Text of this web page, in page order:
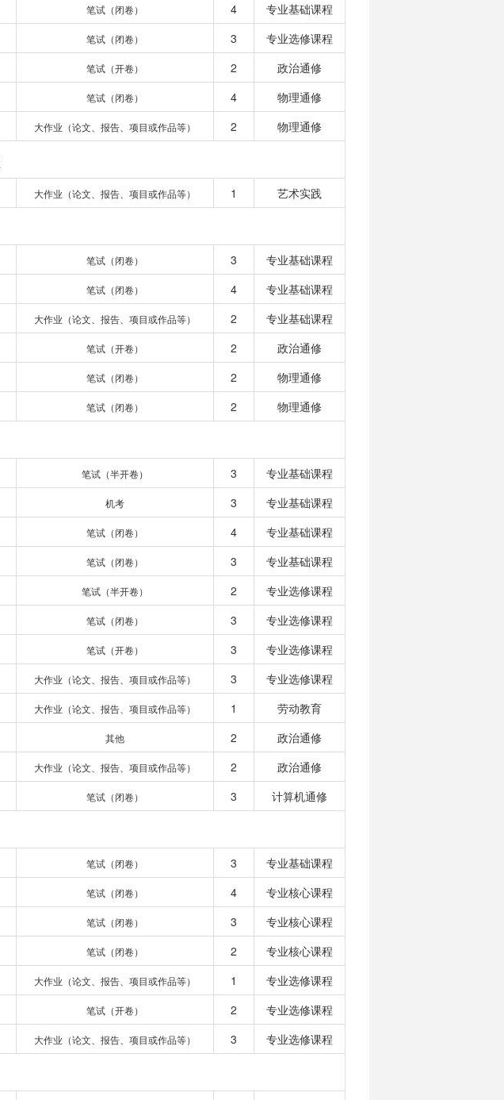
笔试（闭卷） 4
专业基础课程
笔试（闭卷） 3
专业选修课程
笔试（开卷） 2
政治通修
笔试（闭卷） 4
物理通修
大作业（论文、报告、项目或作品等） 2 物理通修
大作业（论文、报告、项目或作品等） 1 艺术实践
笔试（闭卷） 3
专业基础课程
笔试（闭卷） 4
专业基础课程
大作业（论文、报告、项目或作品等） 2
专业基础课程
笔试（开卷） 2
政治通修
笔试（闭卷） 2
物理通修
笔试（闭卷） 2 物理通修
笔试（半开卷） 3
专业基础课程
机考 3
专业基础课程
笔试（闭卷） 4
专业基础课程
笔试（闭卷） 3
专业基础课程
笔试（半开卷） 2
专业选修课程
笔试（闭卷） 3
专业选修课程
笔试（开卷） 3
专业选修课程
大作业（论文、报告、项目或作品等） 3
专业选修课程
大作业（论文、报告、项目或作品等） 1
劳动教育
其他 2
政治通修
大作业（论文、报告、项目或作品等） 2
政治通修
笔试（闭卷） 3 计算机通修
笔试（闭卷） 3
专业基础课程
笔试（闭卷） 4
专业核心课程
笔试（闭卷） 3
专业核心课程
笔试（闭卷） 2
专业核心课程
大作业（论文、报告、项目或作品等） 1
专业选修课程
笔试（开卷） 2
专业选修课程
大作业（论文、报告、项目或作品等） 3 专业选修课程